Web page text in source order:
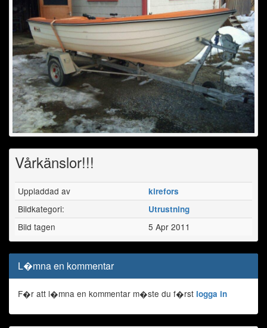
Vårkänslor!!!
Uppladdad av kirefors
Bildkategori: Utrustning
Bild tagen 5 Apr 2011
L�mna en kommentar
F�r att l�mna en kommentar m�ste du f�rst logga in